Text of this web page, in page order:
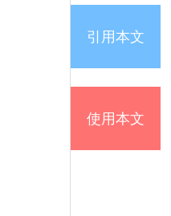
引用本文
使用本文